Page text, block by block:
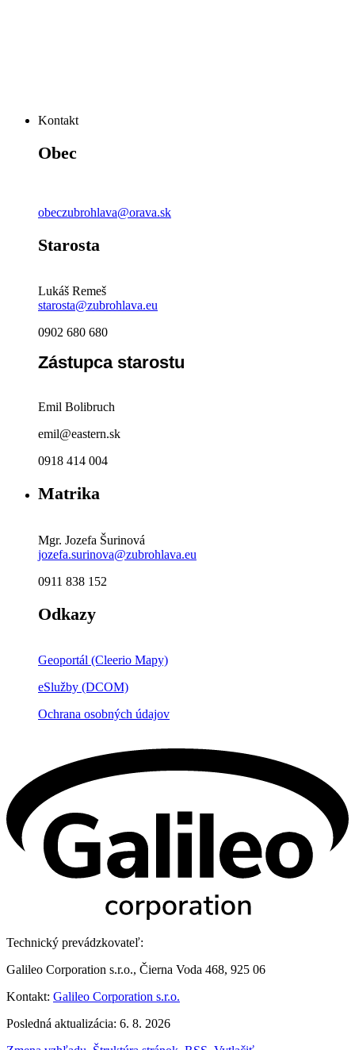
Kontakt
Obec
obeczubrohlava@orava.sk
Starosta
Lukáš Remeš
starosta@zubrohlava.eu
0902 680 680
Zástupca starostu
Emil Bolibruch
emil@eastern.sk
0918 414 004
Matrika
Mgr. Jozefa Šurinová
jozefa.surinova@zubrohlava.eu
0911 838 152
Odkazy
Geoportál (Cleerio Mapy)
eSlužby (DCOM)
Ochrana osobných údajov
Technický prevádzkovateľ:
Galileo Corporation s.r.o., Čierna Voda 468, 925 06
Kontakt: Galileo Corporation s.r.o.
Posledná aktualizácia: 6. 8. 2026